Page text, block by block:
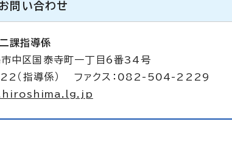
問い合わせ
課指導係
区国泰寺町一丁目6番34号
（指導係） ファクス：082-504-2229